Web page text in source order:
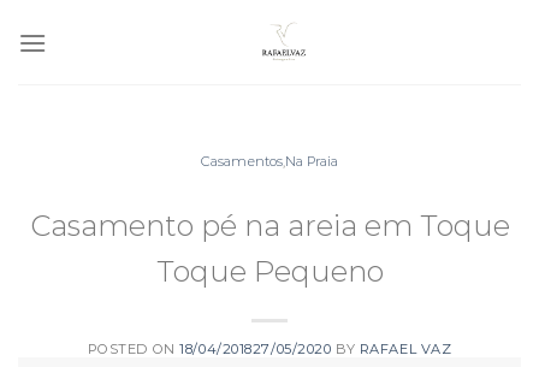
Casamentos,Na Praia
Casamento pé na areia em Toque
Toque Pequeno
POSTED ON18/04/201827/05/2020 BY RAFAEL VAZ